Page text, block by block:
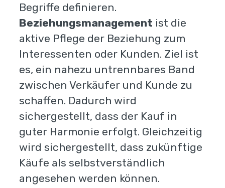
Begriffe definieren.
Beziehungsmanagement ist die
aktive Pflege der Beziehung zum
Interessenten oder Kunden. Ziel ist
es, ein nahezu untrennbares Band
zwischen Verkäufer und Kunde zu
schaffen. Dadurch wird
sichergestellt, dass der Kauf in
guter Harmonie erfolgt. Gleichzeitig
wird sichergestellt, dass zukünftige
Käufe als selbstverständlich
angesehen werden können.